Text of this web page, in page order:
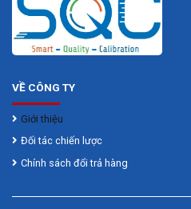
Loại tia laser
Độ chính xác đo
lường
Thời gian đo thông
thường
Thời gian đo tối đa
VỀ CÔNG TY
Giới thiệu
Đối tác chiến lược
Chính sách đổi trả hàng